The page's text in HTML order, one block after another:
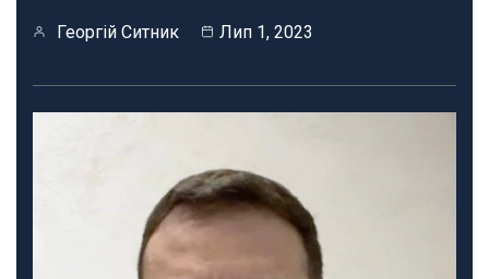
Георгій Ситник Лип 1, 2023